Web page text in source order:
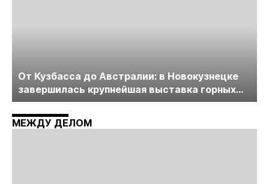
От Кузбасса до Австралии: в Новокузнецке
завершилась крупнейшая выставка горных
технологий «Недра России. Уголь России и
Майнинг»
МЕЖДУ ДЕЛОМ